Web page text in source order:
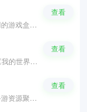
易乐玩游戏盒子是一款超好用的游戏盒软件，体验随心畅玩的精彩游戏世界。软件汇聚了海量精彩的H5游戏与热门手游，部分游戏即点即玩无需下载，省时又省内存。软件提供了极速检索、分类筛选和最新游戏资讯攻略，还支持好友在线组队开黑与语音连麦。软件的福利有奖专区更是官方满满的关爱，你们只需完成任务就能轻松领取礼包和超值折扣优惠。
查看
EndStart科技安卓版是专为《我的世界》打造的游戏辅助软件，广泛适配从经典1.8到最新版本的各个游戏版本。软件具备自动钓鱼种植、箱子一键整理、建筑辅助与战斗优化等丰富的功能，还有大量的精美皮肤任你们下载使用。软件采用了轻量化框架与本地加速技术，以及独特的视觉增强与智能防检测机制，让你们放双手的畅快体验。
查看
斗蟹游戏盒子手机版是一款手游资源聚集地的游戏盒子软件，轻松满足你们对于游戏的需求。在这里涵盖了角色扮演、模拟经营等超多类型的热门作品，你们只需要输入关键词就能精准秒找心仪资源。软件还有热门排行榜实时更新，以及超多的最新游戏资讯与实用攻略，让你们紧跟游戏潮流不踩坑。
查看